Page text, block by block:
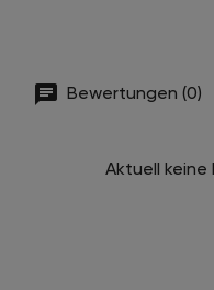
Bewertungen (0)
Aktuell keine